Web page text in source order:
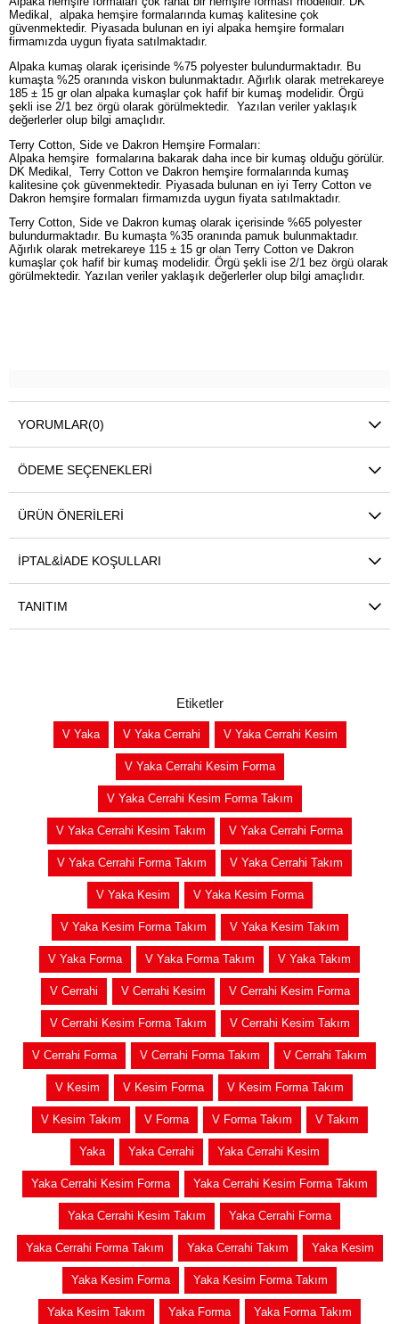
Medikal, alpaka hemşire formalarında kumaş kalitesine çok
güvenmektedir. Piyasada bulunan en iyi alpaka hemşire formaları
firmamızda uygun fiyata satılmaktadır.
Alpaka kumaş olarak içerisinde %75 polyester bulundurmaktadır. Bu
kumaşta %25 oranında viskon bulunmaktadır. Ağırlık olarak metrekareye
185 ± 15 gr olan alpaka kumaşlar çok hafif bir kumaş modelidir. Örgü
şekli ise 2/1 bez örgü olarak görülmektedir. Yazılan veriler yaklaşık
değerlerler olup bilgi amaçlıdır.
Terry Cotton, Side ve Dakron Hemşire Formaları:
Alpaka hemşire formalarına bakarak daha ince bir kumaş olduğu görülür.
DK Medikal, Terry Cotton ve Dakron hemşire formalarında kumaş
kalitesine çok güvenmektedir. Piyasada bulunan en iyi Terry Cotton ve
Dakron hemşire formaları firmamızda uygun fiyata satılmaktadır.
Terry Cotton, Side ve Dakron kumaş olarak içerisinde %65 polyester
bulundurmaktadır. Bu kumaşta %35 oranında pamuk bulunmaktadır.
Ağırlık olarak metrekareye 115 ± 15 gr olan Terry Cotton ve Dakron
kumaşlar çok hafif bir kumaş modelidir. Örgü şekli ise 2/1 bez örgü olarak
görülmektedir. Yazılan veriler yaklaşık değerlerler olup bilgi amaçlıdır.
YORUMLAR(0)
ÖDEME SEÇENEKLERI
ÜRÜN ÖNERILERI
İPTAL&İADE KOŞULLARI
TANITIM
Etiketler
V Yaka V Yaka Cerrahi V Yaka Cerrahi Kesim
V Yaka Cerrahi Kesim Forma
V Yaka Cerrahi Kesim Forma Takım
V Yaka Cerrahi Kesim Takım V Yaka Cerrahi Forma
V Yaka Cerrahi Forma Takım V Yaka Cerrahi Takım
V Yaka Kesim V Yaka Kesim Forma
V Yaka Kesim Forma Takım V Yaka Kesim Takım
V Yaka Forma V Yaka Forma Takım V Yaka Takım
V Cerrahi V Cerrahi Kesim V Cerrahi Kesim Forma
V Cerrahi Kesim Forma Takım V Cerrahi Kesim Takım
V Cerrahi Forma V Cerrahi Forma Takım V Cerrahi Takım
V Kesim V Kesim Forma V Kesim Forma Takım
V Kesim Takım V Forma V Forma Takım V Takım
Yaka Yaka Cerrahi Yaka Cerrahi Kesim
Yaka Cerrahi Kesim Forma Yaka Cerrahi Kesim Forma Takım
Yaka Cerrahi Kesim Takım Yaka Cerrahi Forma
Yaka Cerrahi Forma Takım Yaka Cerrahi Takım Yaka Kesim
Yaka Kesim Forma Yaka Kesim Forma Takım
Yaka Kesim Takım Yaka Forma Yaka Forma Takım